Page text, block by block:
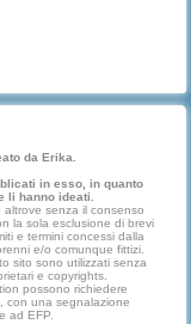
da Erika.
in esso, in quanto
li hanno ideati.
altrove senza il consenso
la sola esclusione di brevi
e termini concessi dalla
e/o comunque fittizi.
sito sono utilizzati senza
e copyrights.
possono richiedere
con una segnalazione
ad EFP.